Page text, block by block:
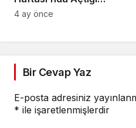
Stantta Su Tasarrufu
4 ay önce
Bir Cevap Yaz
E-posta adresiniz
* ile işaretlenmişlerdir